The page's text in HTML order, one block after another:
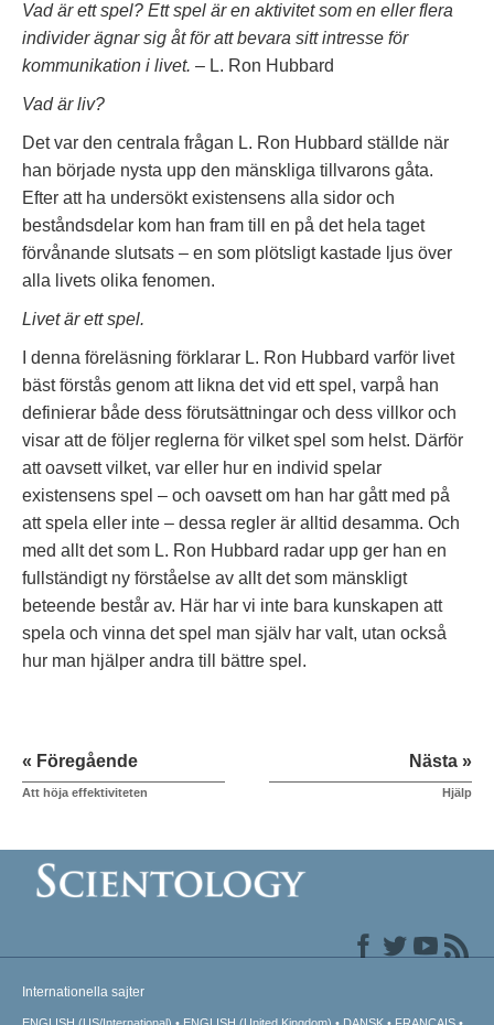
Vad är ett spel? Ett spel är en aktivitet som en eller flera
individer ägnar sig åt för att bevara sitt intresse för
kommunikation i livet. – L. Ron Hubbard
Vad är liv?
Det var den centrala frågan L. Ron Hubbard ställde när
han började nysta upp den mänskliga tillvarons gåta.
Efter att ha undersökt existensens alla sidor och
beståndsdelar kom han fram till en på det hela taget
förvånande slutsats – en som plötsligt kastade ljus över
alla livets olika fenomen.
Livet är ett spel.
I denna föreläsning förklarar L. Ron Hubbard varför livet
bäst förstås genom att likna det vid ett spel, varpå han
definierar både dess förutsättningar och dess villkor och
visar att de följer reglerna för vilket spel som helst. Därför
att oavsett vilket, var eller hur en individ spelar
existensens spel – och oavsett om han har gått med på
att spela eller inte – dessa regler är alltid desamma. Och
med allt det som L. Ron Hubbard radar upp ger han en
fullständigt ny förståelse av allt det som mänskligt
beteende består av. Här har vi inte bara kunskapen att
spela och vinna det spel man själv har valt, utan också
hur man hjälper andra till bättre spel.
« Föregående
Att höja effektiviteten
Nästa »
Hjälp
Internationella sajter